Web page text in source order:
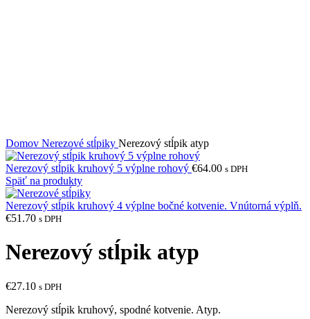
Domov Nerezové stĺpiky Nerezový stĺpik atyp
Nerezový stĺpik kruhový 5 výplne rohový €64.00 s DPH
Späť na produkty
Nerezový stĺpik kruhový 4 výplne bočné kotvenie. Vnútorná výplň.
€51.70 s DPH
Nerezový stĺpik atyp
€27.10 s DPH
Nerezový stĺpik kruhový, spodné kotvenie. Atyp.